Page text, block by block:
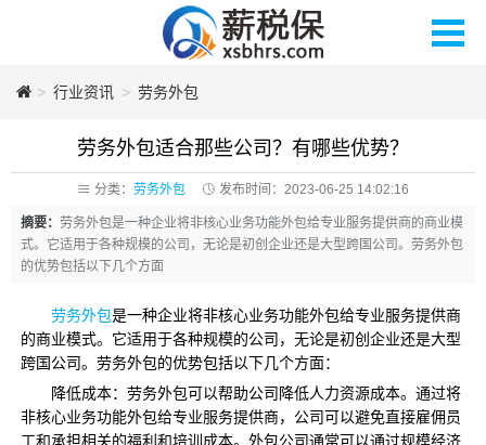
薪税保人力
> 行业资讯 > 劳务外包
劳务外包适合那些公司？有哪些优势？
分类： 劳务外包 发布时间：2023-06-25 14:02:16
摘要： 劳务外包是一种企业将非核心业务功能外包给专业服务提供商的商业模
式。它适用于各种规模的公司，无论是初创企业还是大型跨国公司。劳务外包
的优势包括以下几个方面
劳务外包是一种企业将非核心业务功能外包给专业服务提供商
的商业模式。它适用于各种规模的公司，无论是初创企业还是大型
跨国公司。劳务外包的优势包括以下几个方面：
降低成本：劳务外包可以帮助公司降低人力资源成本。通过将
非核心业务功能外包给专业服务提供商，公司可以避免直接雇佣员
工和承担相关的福利和培训成本。外包公司通常可以通过规模经济